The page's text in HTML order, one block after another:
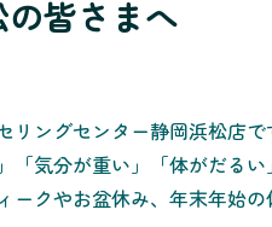
皆さまへ
ングセンター静岡浜松店で
「気分が重い」「体がだる
ークやお盆休み、年末年始